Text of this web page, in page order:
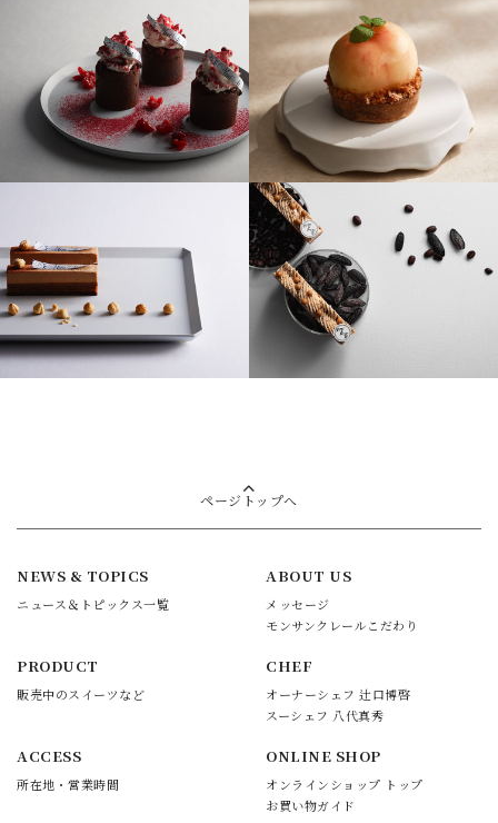
ページトップへ
NEWS & TOPICS
ニュース＆トピックス一覧
ABOUT US
メッセージ
モンサンクレールこだわり
PRODUCT
販売中のスイーツなど
CHEF
オーナーシェフ 辻口博啓
スーシェフ 八代真秀
ACCESS
所在地・営業時間
ONLINE SHOP
オンラインショップ トップ
お買い物ガイド